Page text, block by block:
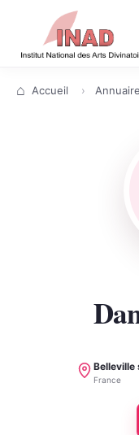
Accueil Annuaire
Belleville
France